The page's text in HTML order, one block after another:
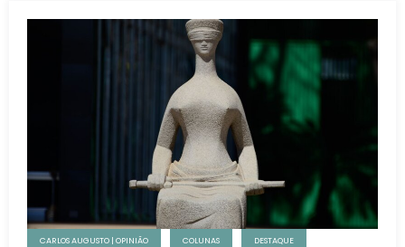
CARLOS AUGUSTO | OPINIÃO COLUNAS DESTAQUE